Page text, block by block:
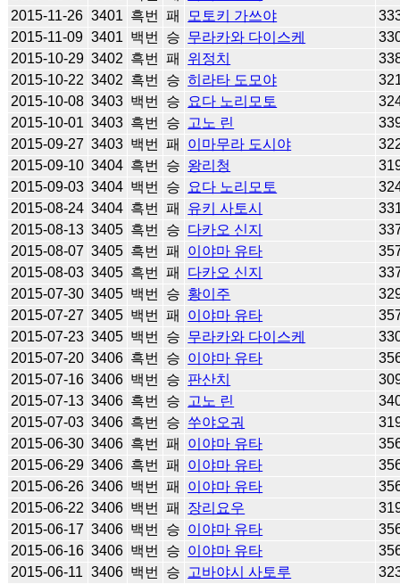
2015-11-26 3401 흑번 패 모토키 가쓰야
2015-11-09 3401 백번 승 무라카와 다이스케
2015-10-29 3402 흑번 패 위정치
2015-10-22 3402 흑번 승 히라타 도모야
2015-10-08 3403 백번 승 요다 노리모토
2015-10-01 3403 흑번 승 고노 린
2015-09-27 3403 백번 패 이마무라 도시야
2015-09-10 3404 흑번 승 왕리청
2015-09-03 3404 백번 승 요다 노리모토
2015-08-24 3404 흑번 패 유키 사토시
2015-08-13 3405 흑번 승 다카오 신지
2015-08-07 3405 흑번 패 이야마 유타
2015-08-03 3405 흑번 패 다카오 신지
2015-07-30 3405 백번 승 황이주
2015-07-27 3405 백번 패 이야마 유타
2015-07-23 3405 백번 승 무라카와 다이스케
2015-07-20 3406 흑번 승 이야마 유타
2015-07-16 3406 백번 승 판산치
2015-07-13 3406 흑번 승 고노 린
2015-07-03 3406 흑번 승 쑤야오궈
2015-06-30 3406 흑번 패 이야마 유타
2015-06-29 3406 흑번 패 이야마 유타
2015-06-26 3406 백번 패 이야마 유타
2015-06-22 3406 백번 패 장리요우
2015-06-17 3406 백번 승 이야마 유타
2015-06-16 3406 백번 승 이야마 유타
2015-06-11 3406 백번 승 고바야시 사토루